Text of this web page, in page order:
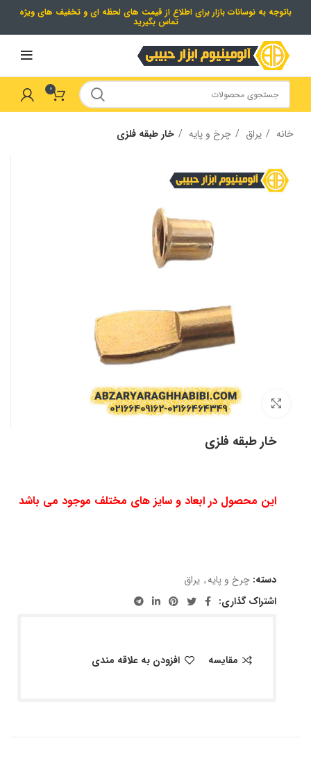
باتوجه به نوسانات بازار برای اطلاع از قیمت های لحظه ای و تخفیف های ویژه
تماس بگیرید
0
خانه یراق چرخ و پایه خار طبقه فلزی
بزرگنمایی تصویر
خار طبقه فلزی
این محصول در ابعاد و سایز های مختلف موجود می باشد
دسته: چرخ و پایه, یراق
اشتراک گذاری:
مقایسه افزودن به علاقه مندی